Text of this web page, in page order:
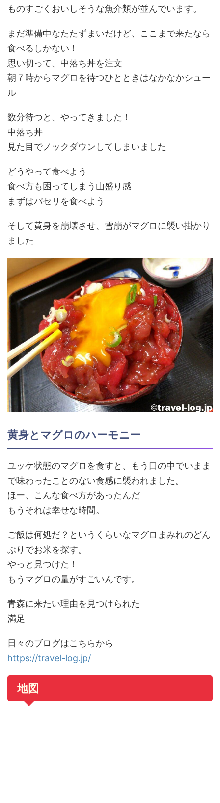
ものすごくおいしそうな魚介類が並んでいます。
まだ準備中なたたずまいだけど、ここまで来たなら
食べるしかない！
思い切って、中落ち丼を注文
朝７時からマグロを待つひとときはなかなかシュー
ル
数分待つと、やってきました！
中落ち丼
見た目でノックダウンしてしまいました
どうやって食べよう
食べ方も困ってしまう山盛り感
まずはパセリを食べよう
そして黄身を崩壊させ、雪崩がマグロに襲い掛かり
ました
黄身とマグロのハーモニー
ユッケ状態のマグロを食すと、もう口の中でいまま
で味わったことのない食感に襲われました。
ほー、こんな食べ方があったんだ
もうそれは幸せな時間。
ご飯は何処だ？というくらいなマグロまみれのどん
ぶりでお米を探す。
やっと見つけた！
もうマグロの量がすごいんです。
青森に来たい理由を見つけられた
満足
日々のブログはこちらから
https://travel-log.jp/
地図